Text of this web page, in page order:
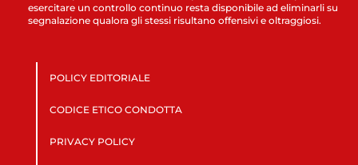
esercitare un controllo continuo resta disponibile ad eliminarli su
segnalazione qualora gli stessi risultano offensivi e oltraggiosi.
POLICY EDITORIALE
CODICE ETICO CONDOTTA
PRIVACY POLICY